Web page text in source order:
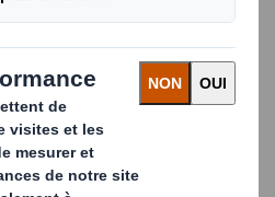
l'innovation
des